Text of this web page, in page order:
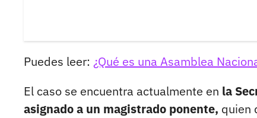
Puedes leer: ¿Qué es una Asamblea
El caso se encuentra actualmente en la
asignado a un magistrado ponente, quien